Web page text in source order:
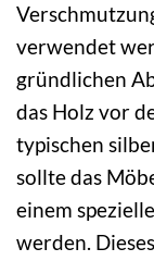
verwendet
gründlichen
das Holz vor
typischen
sollte das
einem
werden.